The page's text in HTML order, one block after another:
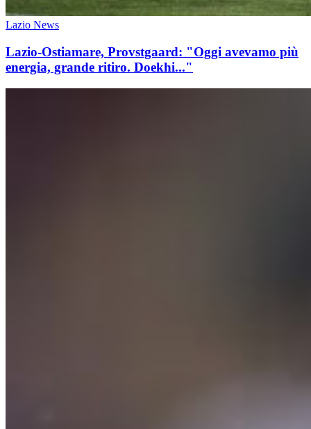
Lazio News
Lazio-Ostiamare, Provstgaard: "Oggi avevamo più
energia, grande ritiro. Doekhi..."